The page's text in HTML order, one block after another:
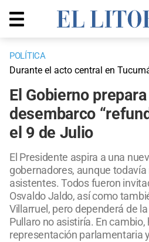
POLÍTICA
Durante el acto central en
El Gobierno
desembarco
el 9 de Julio
El Presidente aspira a una
gobernadores, aunque
asistentes. Todos fueron
Osvaldo Jaldo, así como
Villarruel, pero dependerá de
Pullaro no asistiría. En
representación parlamentaria